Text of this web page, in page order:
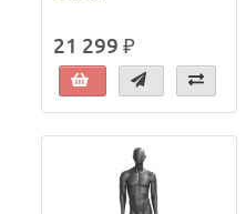
21 299 ₽